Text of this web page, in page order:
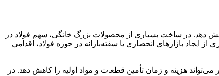
دهد. در ساخت بسیاری از محصولات بزرگ خانگی، سهم فولاد در
بازارهای انحصاری یا سفته‌بازانه در حوزه فولاد، اقدامی
هزینه و زمان تأمین قطعات و مواد اولیه را کاهش دهد. در